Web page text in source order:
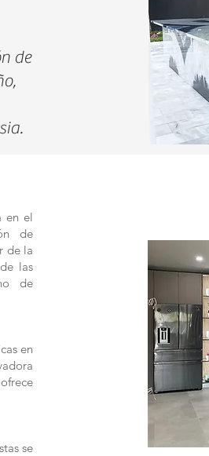
de
en el
de
de la
las
de
en
se